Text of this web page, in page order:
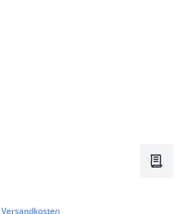
Versandkosten